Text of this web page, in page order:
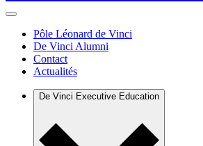
Pôle Léonard de Vinci
De Vinci Alumni
Contact
Actualités
De Vinci Executive Education